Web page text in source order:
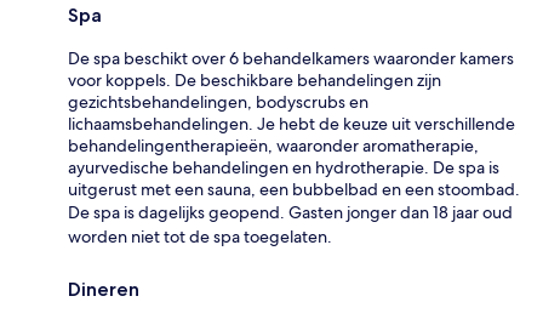
Spa
De spa beschikt over 6 behandelkamers waaronder kamers
voor koppels. De beschikbare behandelingen zijn
gezichtsbehandelingen, bodyscrubs en
lichaamsbehandelingen. Je hebt de keuze uit verschillende
behandelingentherapieën, waaronder aromatherapie,
ayurvedische behandelingen en hydrotherapie. De spa is
uitgerust met een sauna, een bubbelbad en een stoombad.
De spa is dagelijks geopend. Gasten jonger dan 18 jaar oud
worden niet tot de spa toegelaten.
Dineren